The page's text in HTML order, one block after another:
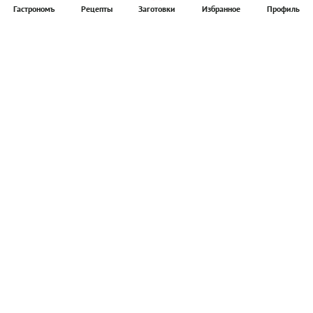
Гастрономъ Рецепты Заготовки Избранное Профиль